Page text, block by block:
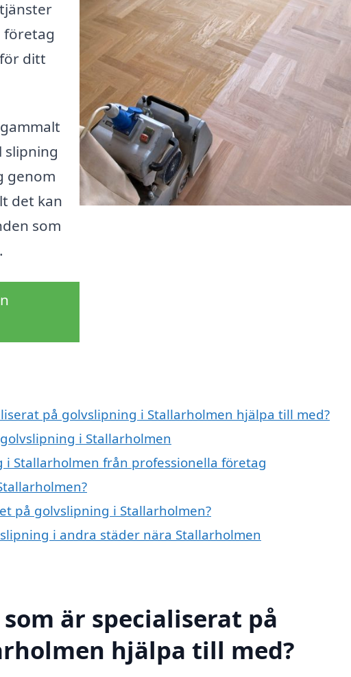
företag
ditt
slipning
genom
det kan
som
på golvslipning i Stallarholmen hjälpa till med?
i Stallarholmen
Stallarholmen från professionella företag
på golvslipning i Stallarholmen?
i andra städer nära Stallarholmen
är specialiserat på
hjälpa till med?